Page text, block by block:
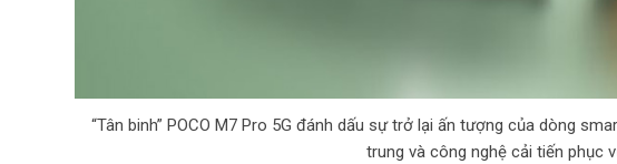
“Tân binh” POCO M7 Pro 5G đánh dấu sự trở lại ấn tượng của dòng
trung và công nghệ cải tiến phục